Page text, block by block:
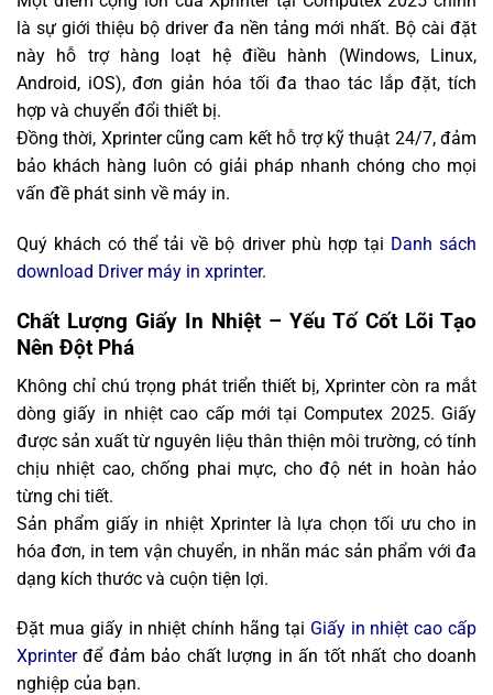
là sự giới thiệu bộ driver đa nền tảng mới nhất. Bộ cài đặt
này hỗ trợ hàng loạt hệ điều hành (Windows, Linux,
Android, iOS), đơn giản hóa tối đa thao tác lắp đặt, tích
hợp và chuyển đổi thiết bị.
Đồng thời, Xprinter cũng cam kết hỗ trợ kỹ thuật 24/7, đảm
bảo khách hàng luôn có giải pháp nhanh chóng cho mọi
vấn đề phát sinh về máy in.
Quý khách có thể tải về bộ driver phù hợp tại Danh sách
download Driver máy in xprinter.
Chất Lượng Giấy In Nhiệt – Yếu Tố Cốt Lõi Tạo
Nên Đột Phá
Không chỉ chú trọng phát triển thiết bị, Xprinter còn ra mắt
dòng giấy in nhiệt cao cấp mới tại Computex 2025. Giấy
được sản xuất từ nguyên liệu thân thiện môi trường, có tính
chịu nhiệt cao, chống phai mực, cho độ nét in hoàn hảo
từng chi tiết.
Sản phẩm giấy in nhiệt Xprinter là lựa chọn tối ưu cho in
hóa đơn, in tem vận chuyển, in nhãn mác sản phẩm với đa
dạng kích thước và cuộn tiện lợi.
Đặt mua giấy in nhiệt chính hãng tại Giấy in nhiệt cao cấp
Xprinterđể đảm bảo chất lượng in ấn tốt nhất cho doanh
nghiệp của bạn.